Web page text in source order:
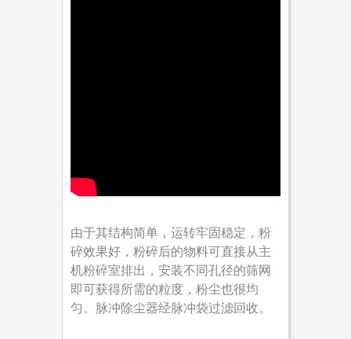
由于其结构简单，运转牢固稳定，粉
碎效果好，粉碎后的物料可直接从主
机粉碎室排出，安装不同孔径的筛网
即可获得所需的粒度，粉尘也很均
匀。脉冲除尘器经脉冲袋过滤回收。